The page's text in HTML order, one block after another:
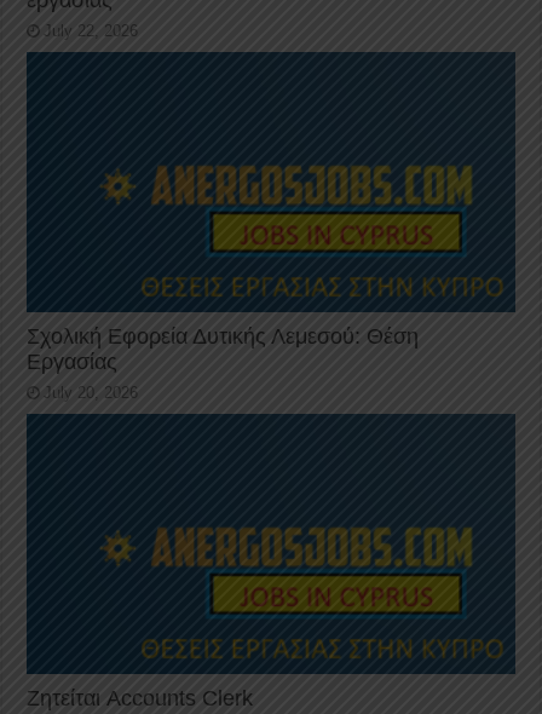
July 22, 2026
Σχολική Εφορεία Δυτικής Λεμεσού: Θέση
Εργασίας
July 20, 2026
Ζητείται Accounts Clerk